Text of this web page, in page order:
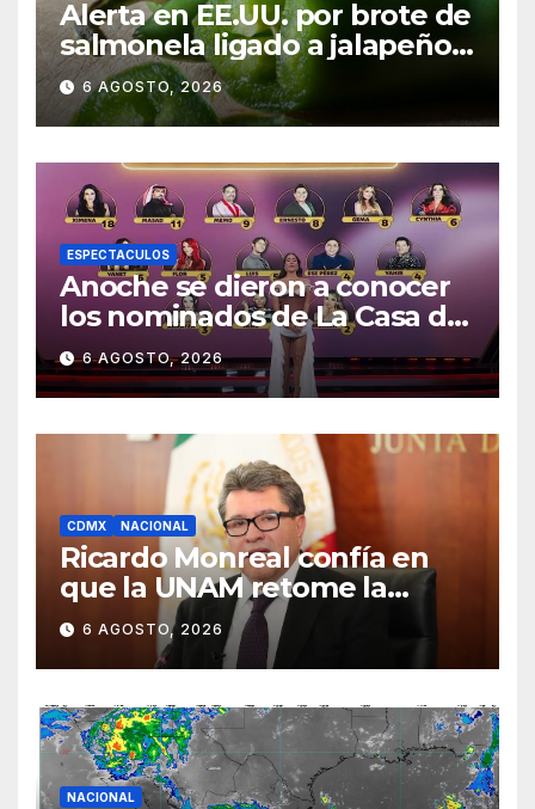
Alerta en EE.UU. por brote de
salmonela ligado a jalapeños
mexicanos; reportan 345
casos
6 AGOSTO, 2026
ESPECTACULOS
Anoche se dieron a conocer
los nominados de La Casa de
los Famosos México 2026 en
la segunda semana
6 AGOSTO, 2026
CDMX NACIONAL
Ricardo Monreal confía en
que la UNAM retome la
normalidad e inicie el
semestre mediante el
diálogo
6 AGOSTO, 2026
NACIONAL